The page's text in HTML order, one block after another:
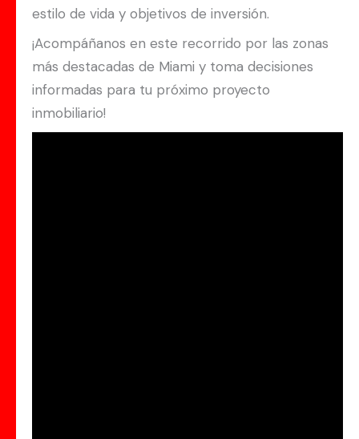
estilo de vida y objetivos de inversión.
¡Acompáñanos en este recorrido por las zonas
más destacadas de Miami y toma decisiones
informadas para tu próximo proyecto
inmobiliario!